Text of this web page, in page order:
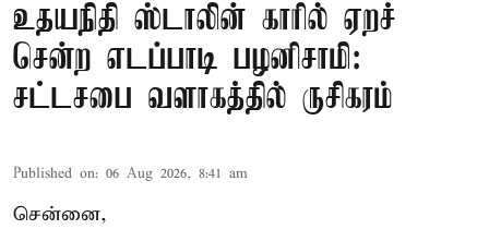
உதயநிதி ஸ்டாலின் காரில் ஏறச்
சென்ற எடப்பாடி பழனிசாமி:
சட்டசபை வளாகத்தில் ருசிகரம்
Published on: 06 Aug 2026, 8:41 am
சென்னை,